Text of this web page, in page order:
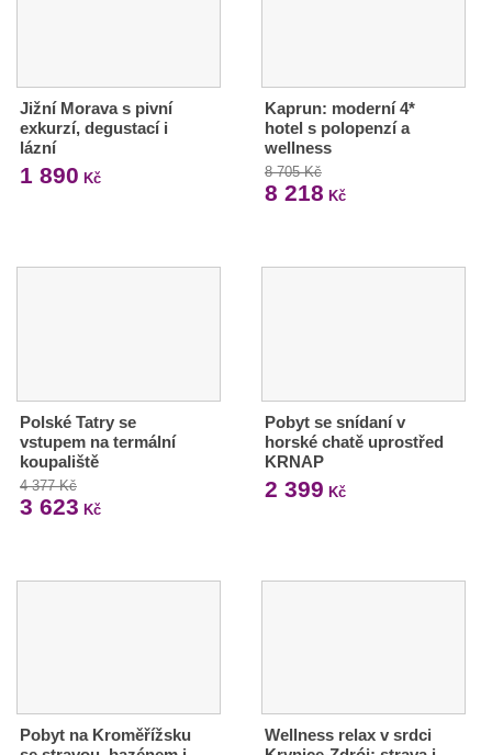
Jižní Morava s pivní
exkurzí, degustací i
lázní
1 890 Kč
Kaprun: moderní 4*
hotel s polopenzí a
wellness
8 705 Kč
8 218 Kč
Polské Tatry se
vstupem na termální
koupaliště
4 377 Kč
3 623 Kč
Pobyt se snídaní v
horské chatě uprostřed
KRNAP
2 399 Kč
Pobyt na Kroměřížsku
Wellness relax v srdci